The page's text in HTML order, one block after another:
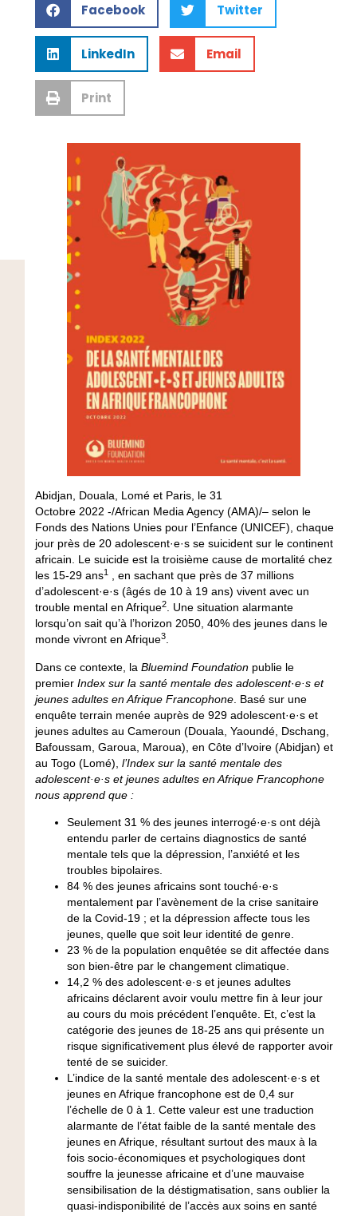
Facebook Twitter
LinkedIn Email
Print
Abidjan, Douala, Lomé et Paris, le 31
Octobre 2022 -/African Media Agency (AMA)/– selon le
Fonds des Nations Unies pour l’Enfance (UNICEF), chaque
jour près de 20 adolescent·e·s se suicident sur le continent
africain. Le suicide est la troisième cause de mortalité chez
les 15-29 ans1, en sachant que près de 37 millions
d’adolescent·e·s (âgés de 10 à 19 ans) vivent avec un
trouble mental en Afrique2. Une situation alarmante
lorsqu’on sait qu’à l’horizon 2050, 40% des jeunes dans le
monde vivront en Afrique3.
Dans ce contexte, la Bluemind Foundation publie le
premier Index sur la santé mentale des adolescent·e·s et
jeunes adultes en Afrique Francophone. Basé sur une
enquête terrain menée auprès de 929 adolescent·e·s et
jeunes adultes au Cameroun (Douala, Yaoundé, Dschang,
Bafoussam, Garoua, Maroua), en Côte d’Ivoire (Abidjan) et
au Togo (Lomé), l’Index sur la santé mentale des
adolescent·e·s et jeunes adultes en Afrique Francophone
nous apprend que :
Seulement 31 % des jeunes interrogé·e·s ont déjà
entendu parler de certains diagnostics de santé
mentale tels que la dépression, l’anxiété et les
troubles bipolaires.
84 % des jeunes africains sont touché·e·s
mentalement par l’avènement de la crise sanitaire
de la Covid-19 ; et la dépression affecte tous les
jeunes, quelle que soit leur identité de genre.
23 % de la population enquêtée se dit affectée dans
son bien-être par le changement climatique.
14,2 % des adolescent·e·s et jeunes adultes
africains déclarent avoir voulu mettre fin à leur jour
au cours du mois précédent l’enquête. Et, c’est la
catégorie des jeunes de 18-25 ans qui présente un
risque significativement plus élevé de rapporter avoir
tenté de se suicider.
L’indice de la santé mentale des adolescent·e·s et
jeunes en Afrique francophone est de 0,4 sur
l’échelle de 0 à 1. Cette valeur est une traduction
alarmante de l’état faible de la santé mentale des
jeunes en Afrique, résultant surtout des maux à la
fois socio-économiques et psychologiques dont
souffre la jeunesse africaine et d’une mauvaise
sensibilisation de la déstigmatisation, sans oublier la
quasi-indisponibilité de l’accès aux soins en santé